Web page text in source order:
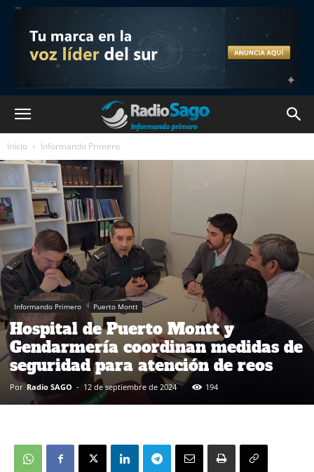
Inicio Informando Primero
Informando Primero Puerto Montt
Hospital de Puerto Montt y
Gendarmería coordinan medidas de
seguridad para atención de reos
Por Radio SAGO - 12 de septiembre de 2024 194